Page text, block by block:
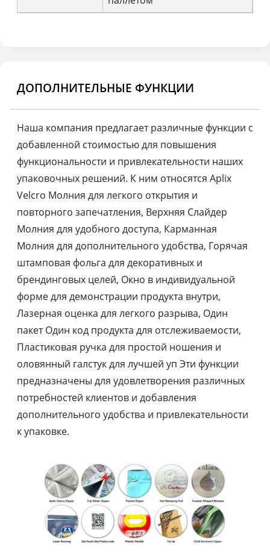
ДОПОЛНИТЕЛЬНЫЕ ФУНКЦИИ
Наша компания предлагает различные функции с
добавленной стоимостью для повышения
функциональности и привлекательности наших
упаковочных решений. К ним относятся Aplix
Velcro Молния для легкого открытия и
повторного запечатления, Верхняя Слайдер
Молния для удобного доступа, Карманная
Молния для дополнительного удобства, Горячая
штамповая фольга для декоративных и
брендинговых целей, Окно в индивидуальной
форме для демонстрации продукта внутри,
Лазерная оценка для легкого разрыва, Один
пакет Один код продукта для отслеживаемости,
Пластиковая ручка для простой ношения и
оловянный галстук для лучшей уп Эти функции
предназначены для удовлетворения различных
потребностей клиентов и добавления
дополнительного удобства и привлекательности
к упаковке.